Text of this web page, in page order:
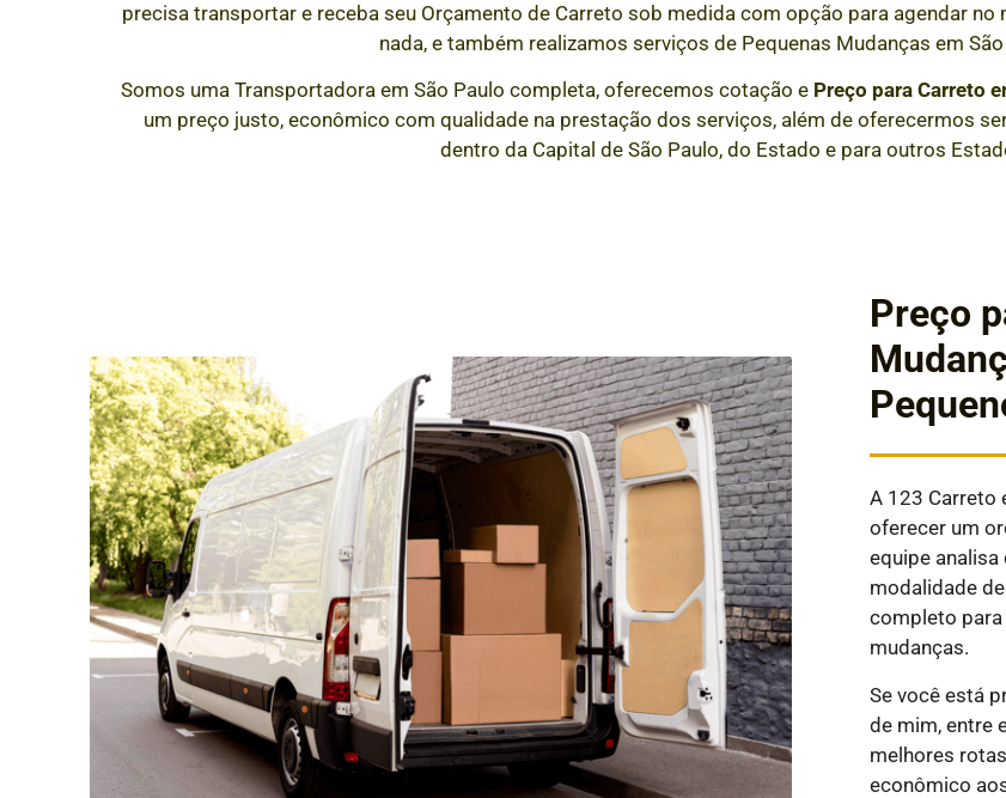
precisa transportar e receba seu Orçamento de Carreto sob medida com opção para agendar
nada, e também realizamos serviços de Pequenas Mudanças em São
Somos uma Transportadora em São Paulo completa, oferecemos cotação e Preço para Carreto
um preço justo, econômico com qualidade na prestação dos serviços, além de oferecermos
dentro da Capital de São Paulo, do Estado e para outros
Preço
A 123 Carreto
oferecer um
equipe
modalidade
completo para
mudanças.
Se você está
de mim, entre
melhores
econômico